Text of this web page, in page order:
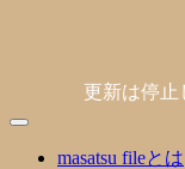
更新は停
masatsu fileとは